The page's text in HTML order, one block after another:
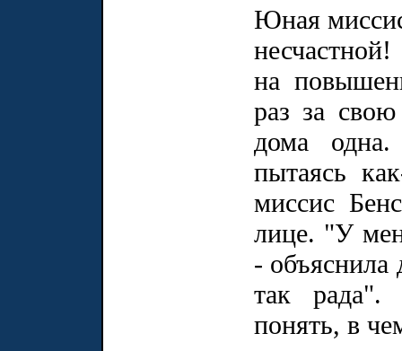
Юная
на
раз за
дома
пытаясь
миссис
лице. "У
-
так
понять, в